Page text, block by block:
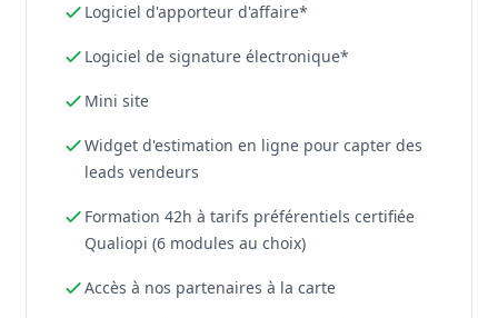
Logiciel d'apporteur d'affaire*
Logiciel de signature électronique*
Mini site
Widget d'estimation en ligne pour capter des
leads vendeurs
Formation 42h à tarifs préférentiels certifiée
Qualiopi (6 modules au choix)
Accès à nos partenaires à la carte